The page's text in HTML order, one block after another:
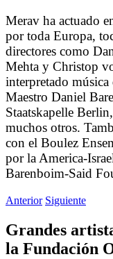
Merav ha actuado
por toda Europa,
directores como
Mehta y Christop
interpretado
Maestro Daniel
Staatskapelle
muchos otros.
con el Boulez
por la America-
Barenboim-Said
Anterior Siguiente
Grandes
la Fundación